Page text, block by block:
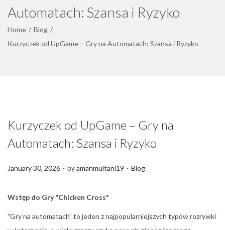
Automatach: Szansa i Ryzyko
Home / Blog /
Kurzyczek od UpGame – Gry na Automatach: Szansa i Ryzyko
Kurzyczek od UpGame – Gry na
Automatach: Szansa i Ryzyko
P
s
January 30, 2026 . byamanmultani19 . P
Blog
Wstęp do Gry "Chicken Cross"
"Gry na automatach" to jeden z najpopularniejszych typów rozrywki